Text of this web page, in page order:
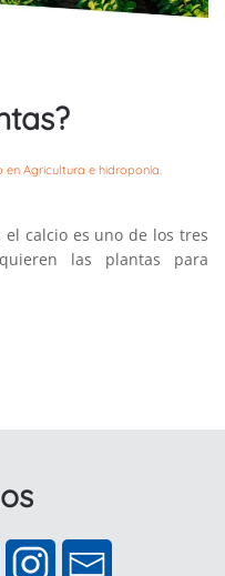
en Agricultura e hidroponía
calcio es uno de los tres
las plantas para